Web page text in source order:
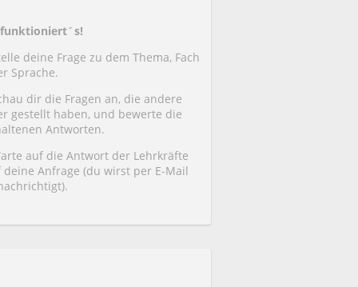
Imtiaz Uma
deine Frage zu dem Thema, Fach
Sprache.
dir die Fragen an, die andere
gestellt haben, und bewerte die
Antworten.
auf die Antwort der Lehrkräfte
deine Anfrage (du wirst per E-Mail